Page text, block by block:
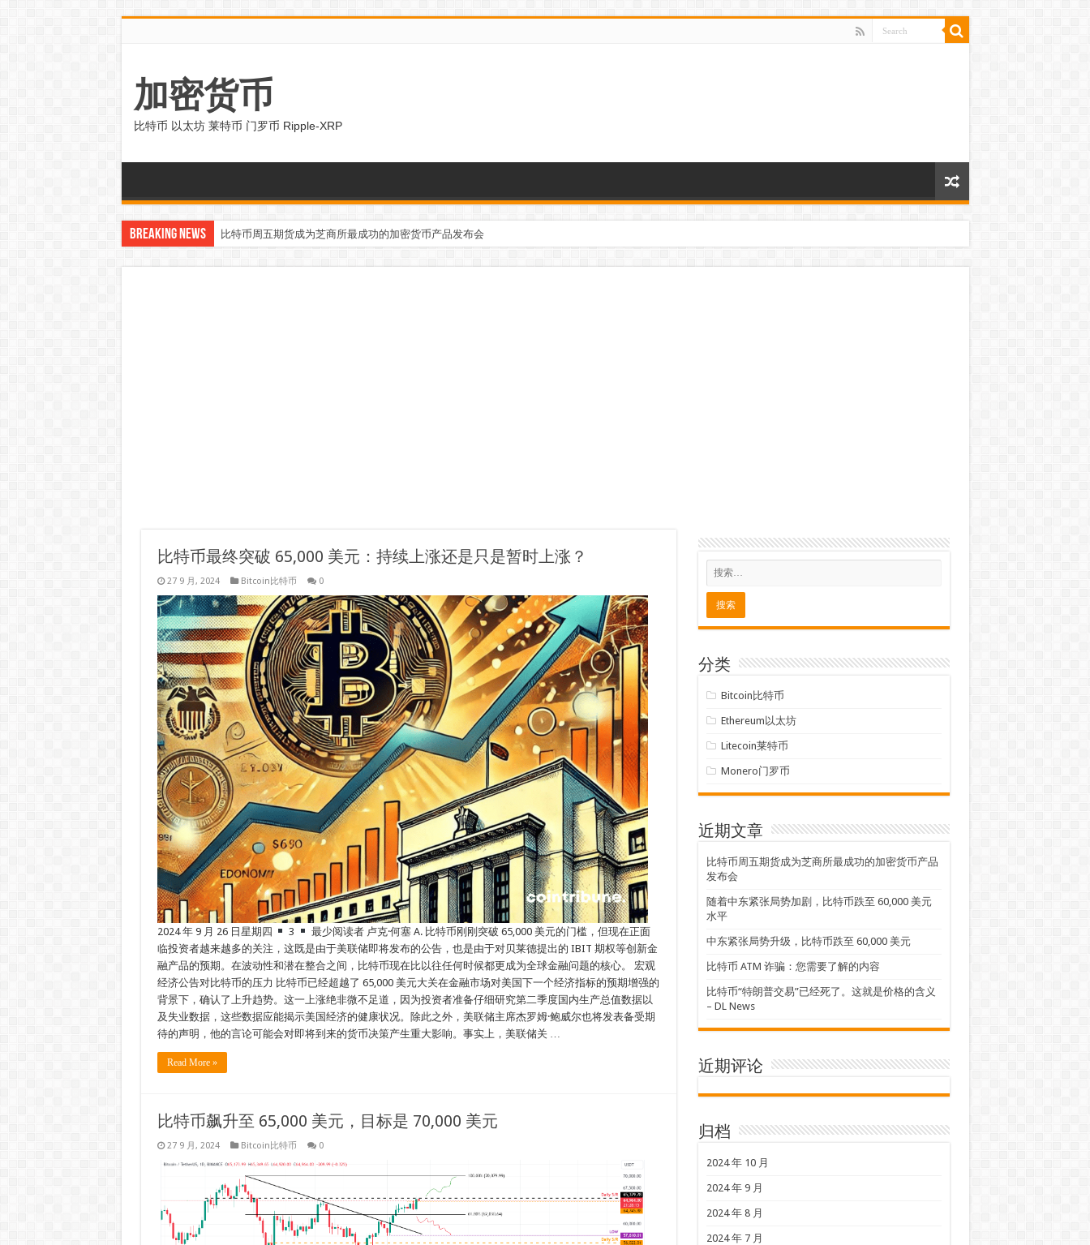
加密货币
比特币 以太坊 莱特币 门罗币 Ripple-XRP
Breaking News 比特币周五期货成为芝商所最成功的加密货币产品发布会
比特币最终突破 65,000 美元：持续上涨还是只是暂时上涨？
27 9 月, 2024 Bitcoin比特币 0
2024 年 9 月 26 日星期四 3
最少阅读者 卢克·何塞 A. 比特币刚刚突破 65,000 美元的门槛，但现在正面
临投资者越来越多的关注，这既是由于美联储即将发布的公告，也是由于对贝莱德提出的 IBIT 期权等创新金
融产品的预期。在波动性和潜在整合之间，比特币现在比以往任何时候都更成为全球金融问题的核心。 宏观
经济公告对比特币的压力 比特币已经超越了 65,000 美元大关在金融市场对美国下一个经济指标的预期增强的
背景下，确认了上升趋势。这一上涨绝非微不足道，因为投资者准备仔细研究第二季度国内生产总值数据以
及失业数据，这些数据应能揭示美国经济的健康状况。除此之外，美联储主席杰罗姆·鲍威尔也将发表备受期
待的声明，他的言论可能会对即将到来的货币决策产生重大影响。事实上，美联储关 …
Read More »
比特币飙升至 65,000 美元，目标是 70,000 美元
27 9 月, 2024 Bitcoin比特币 0
分类
Bitcoin比特币
Ethereum以太坊
Litecoin莱特币
Monero门罗币
近期文章
比特币周五期货成为芝商所最成功的加密货币产品
发布会
随着中东紧张局势加剧，比特币跌至 60,000 美元
水平
中东紧张局势升级，比特币跌至 60,000 美元
比特币 ATM 诈骗：您需要了解的内容
比特币“特朗普交易”已经死了。这就是价格的含义
– DL News
近期评论
归档
2024 年 10 月
2024 年 9 月
2024 年 8 月
2024 年 7 月